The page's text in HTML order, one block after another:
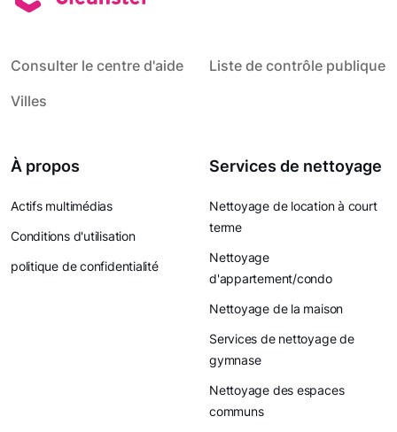
Consulter le centre d'aide
Liste de contrôle publique
Villes
À propos
Actifs multimédias
Conditions d'utilisation
politique de confidentialité
Services de nettoyage
Nettoyage de location à court
terme
Nettoyage
d'appartement/condo
Nettoyage de la maison
Services de nettoyage de
gymnase
Nettoyage des espaces
communs